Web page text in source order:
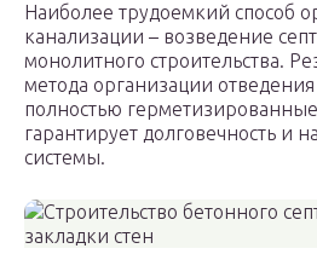
Наиболее трудоемкий способ
канализации – возведение
монолитного строительства.
метода организации
полностью
гарантирует долговечность и
системы.